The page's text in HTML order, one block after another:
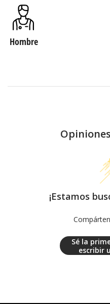
Hombre
¡Estamos
Sé la
escribir